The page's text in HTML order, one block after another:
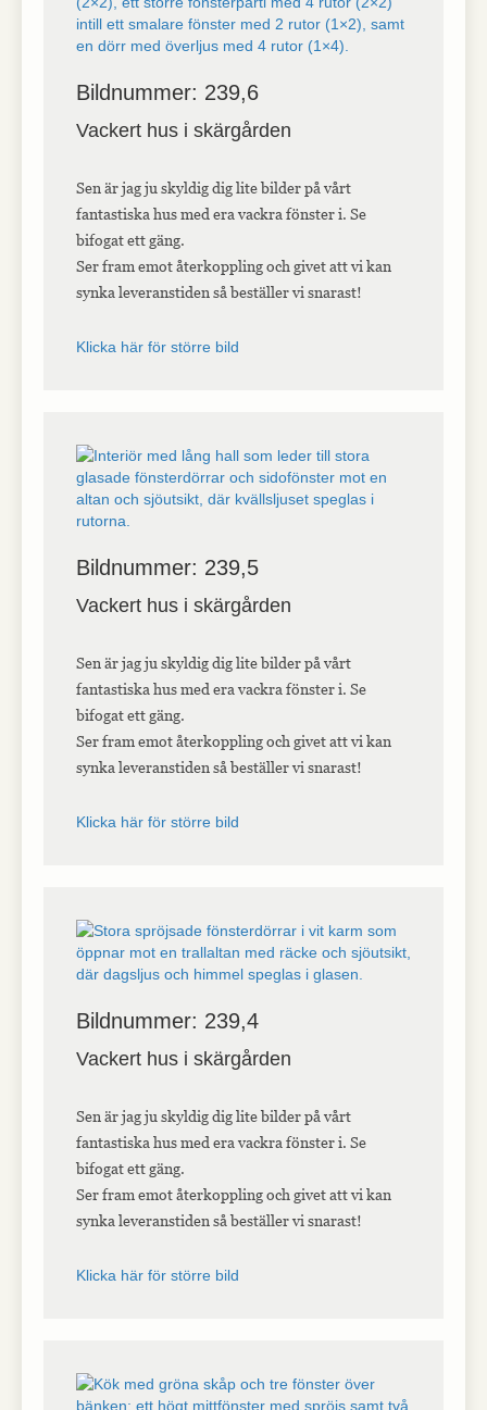
Bildnummer: 239,6
Vackert hus i skärgården
Sen är jag ju skyldig dig lite bilder på vårt
fantastiska hus med era vackra fönster i. Se
bifogat ett gäng.
Ser fram emot återkoppling och givet att vi kan
synka leveranstiden så beställer vi snarast!
Klicka här för större bild
Bildnummer: 239,5
Vackert hus i skärgården
Sen är jag ju skyldig dig lite bilder på vårt
fantastiska hus med era vackra fönster i. Se
bifogat ett gäng.
Ser fram emot återkoppling och givet att vi kan
synka leveranstiden så beställer vi snarast!
Klicka här för större bild
Bildnummer: 239,4
Vackert hus i skärgården
Sen är jag ju skyldig dig lite bilder på vårt
fantastiska hus med era vackra fönster i. Se
bifogat ett gäng.
Ser fram emot återkoppling och givet att vi kan
synka leveranstiden så beställer vi snarast!
Klicka här för större bild